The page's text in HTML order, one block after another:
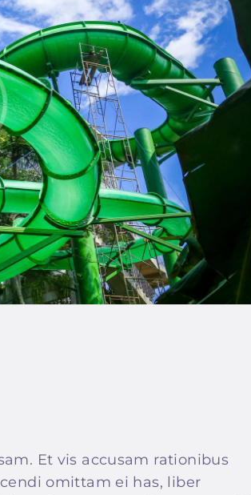
Et vis accusam rationibus
omittam ei has, liber